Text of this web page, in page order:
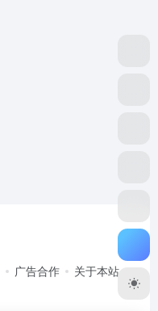
广告合作 关于本站